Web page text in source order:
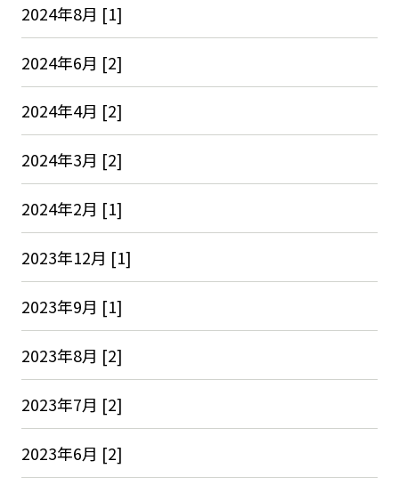
2024年8月 [1]
2024年6月 [2]
2024年4月 [2]
2024年3月 [2]
2024年2月 [1]
2023年12月 [1]
2023年9月 [1]
2023年8月 [2]
2023年7月 [2]
2023年6月 [2]